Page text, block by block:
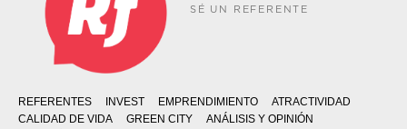
SÉ UN REFERENTE
REFERENTES INVEST EMPRENDIMIENTO
ATRACTIVIDAD
CALIDAD DE VIDA
GREEN CITY
ANÁLISIS Y OPINIÓN